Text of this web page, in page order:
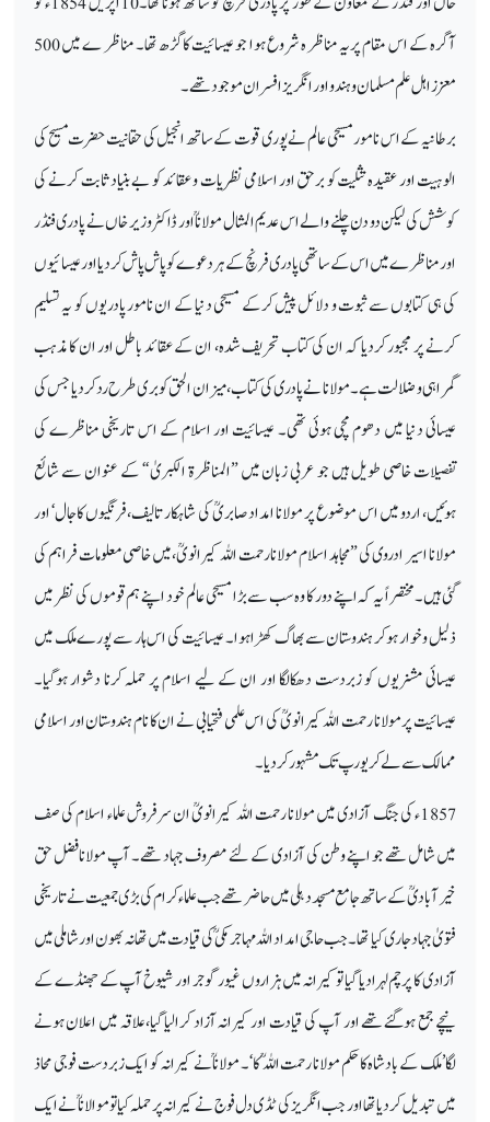
آگرہ کے اس مقام پریہ مناظر ہ شروع ہوا جو عیسائیت کاگڑھ تھا۔ مناظر ے میں 500
معزز اہل علم مسلمان وہند و اور انگریز افسران موجود تھے۔
برطانیہ کے اس نامور مسیحی عالم نے پوری قوت کے ساتھ انجیل کی حقانیت حضرت مسیح کی
الوہیت اور عقیدہ تثلیت کو برحق اور اسلامی نظریات و عقائد کو بے بنیاد ثابت کرنے کی
کوشش کی لیکن دو دن چلنے والے اس عدیم المثال مولاناؒ اور ڈاکٹر وزیر خاں نے پادری فنڈر
او رمناظرے میں اس کے ساتھی پادری فرنچ کے ہر دعوے کو پاش پاش کردیا او رعیسائیوں
کی ہی کتابوں سے ثبوت و دلائل پیش کرکے مسیحی دنیا کے ان نامور پادریوں کو یہ تسلیم
کرنے پر مجبور کردیا کہ ان کی کتاب تحریف شدہ، ان کے عقائد باطل اور ان کا مذہب
گمراہی و ضلالت ہے۔ مولانا نے پادری کی کتاب،میزان الحق کو بری طرح رد کردیا جس کی
عیسائی دنیا میں دھوم مچی ہوئی تھی۔ عیسائیت اور اسلام کے اس تاریخی مناظرے کی
تفصیلات خاصی طویل ہیں جو عربی زبان میں ”المناظرۃ الکبریٰ“ کے عنوان سے شائع
ہوئیں، اردو میں اس موضوع پر مولانا امداد صابریؒ کی شاہکار تالیف،فرنگیوں کاجال‘ اور
مولانا اسیر ادروی کی ”مجاہد اسلام مولانا رحمت اللہ کیرانویؒ،میں خاصی معلومات فراہم کی
گئی ہیں۔مختصراً یہ کہ اپنے دور کا وہ سب سے بڑا مسیحی عالم خود اپنے ہم قوموں کی نظر میں
ذلیل و خوار ہوکر ہندوستان سے بھاگ کھڑا ہوا۔ عیسائیت کی اس ہار سے پورے ملک میں
عیسائی مشنریوں کو زبردست دھکالگا اور ان کے لیے اسلام پر حملہ کرنا دشوار ہوگیا۔
عیسائیت پر مولانا رحمت اللہ کیرانویؒ کی اس علمی فتحیابی نے ان کا نام ہندوستان اور اسلامی
ممالک سے لے کر یورپ تک مشہور کردیا۔
1857ء کی جنگ آزادی میں مولانا رحمت اللہ کیرانویؒ ان سرفروش علماء اسلام کی صف
میں شامل تھے جو اپنے وطن کی آزادی کے لئے مصروف جہاد تھے۔ آپ مولانافضل حق
خیر آبادیؒ کے ساتھ جامع مسجد دہلی میں حاضر تھے جب علماء کرام کی بڑی جمعیت نے تاریخی
فتویٰ جہاد جاری کیا تھا۔ جب حاجی امداد اللہ مہاجر مکیؒ کی قیادت میں تھا نہ بھون او رشاملی میں
آزادی کا پرچم لہرادیا گیا تو کیرانہ میں ہزاروں غیور گوجر اور شیوخ آپ کے جھنڈے کے
نیچے جمع ہوگئے تھے اور آپ کی قیادت اور کیرانہ آزاد کرالیا گیا،علاقہ میں اعلان ہونے
لگا’ملک کے بادشاہ کا حکم مولانا رحمت اللہ ؒ کا‘۔ مولاناؒ نے کیرانہ کو ایک زبردست فوجی محاذ
میں تبدیل کردیا تھا اور جب انگریز کی ٹڈی دل فوج نے کیرانہ پر حملہ کیاتو موالاناؒ نے ایک